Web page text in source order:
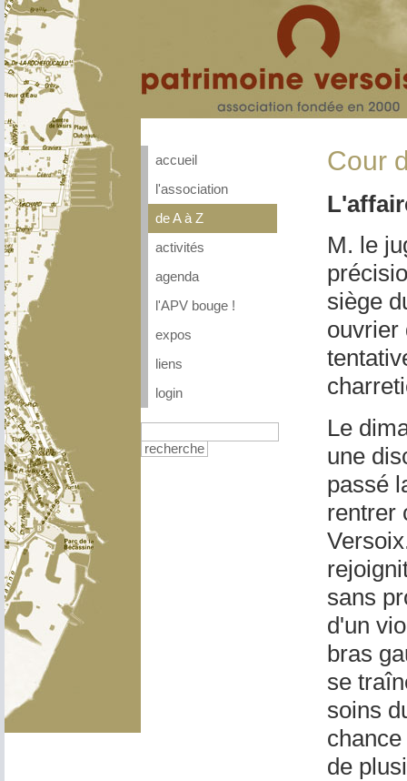
accueil
l'association
de A à Z
activités
agenda
l'APV bouge !
expos
liens
login
recherche
Cour
M. le
siège
ouvrier
Le
une
passé
rentrer
sans
d'un
bras
se
soins
de